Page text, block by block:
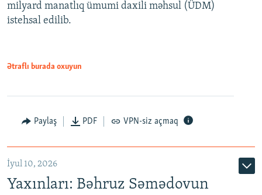
Auto 240p 360p 480p
480p
milyard manatlıq ümumi daxili məhsul (ÜDM)
istehsal edilib.
Ətraflı burada oxuyun
Paylaş PDF VPN-siz açmaq
İyul 10, 2026
Yaxınları: Bəhruz Səmədovun